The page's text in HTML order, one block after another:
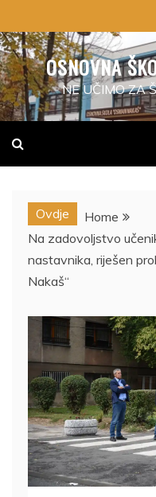
to
contentOSNOVNA
NE UČIMO ZA
Ovdje
Home
Na zadovoljstvo
nastavnika, riješen
Nakaš“